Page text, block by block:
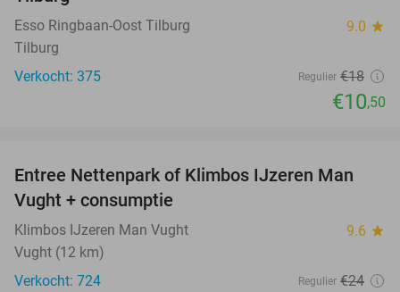
Esso Ringbaan-Oost Tilburg 9.0 star
Tilburg
Verkocht: 375
Regulier €18
€10,50
29%
Entree Nettenpark of Klimbos IJzeren Man
Vught + consumptie
Klimbos IJzeren Man Vught 9.6 star
Vught (12 km)
Verkocht: 724
Regulier €24